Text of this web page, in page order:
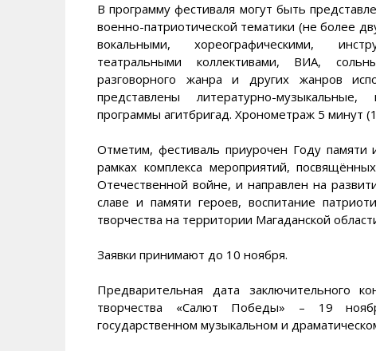
В программу фестиваля могут быть
военно-патриотической тематики (не более
вокальными, хореографическими,
театральными коллективами, ВИА,
разговорного жанра и других жанров
представлены литературно-
программы агитбригад. Хронометраж 5 минут
Отметим, фестиваль приурочен Году
рамках комплекса мероприятий,
Отечественной войне, и направлен на
славе и памяти героев, воспитание
творчества на территории Магаданской
Заявки принимают до 10 ноября.
Предварительная дата заключительного
творчества «Салют Победы» – 19
государственном музыкальном и